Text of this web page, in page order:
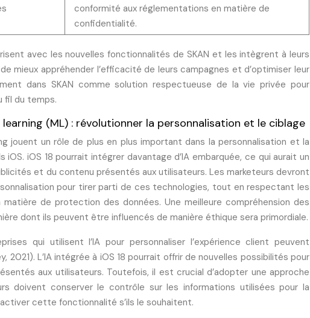
conformité aux réglementations en matière de
confidentialité.
avec les nouvelles fonctionnalités de SKAN et les intègrent à leurs
mieux appréhender l’efficacité de leurs campagnes et d’optimiser leur
dans SKAN comme solution respectueuse de la vie privée pour
fil du temps.
(ML) : révolutionner la personnalisation et le ciblage
jouent un rôle de plus en plus important dans la personnalisation et la
iOS 18 pourrait intégrer davantage d’IA embarquée, ce qui aurait un
et du contenu présentés aux utilisateurs. Les marketeurs devront
pour tirer parti de ces technologies, tout en respectant les
de protection des données. Une meilleure compréhension des
dont ils peuvent être influencés de manière éthique sera primordiale.
qui utilisent l’IA pour personnaliser l’expérience client peuvent
2021). L’IA intégrée à iOS 18 pourrait offrir de nouvelles possibilités pour
aux utilisateurs. Toutefois, il est crucial d’adopter une approche
doivent conserver le contrôle sur les informations utilisées pour la
cette fonctionnalité s’ils le souhaitent.